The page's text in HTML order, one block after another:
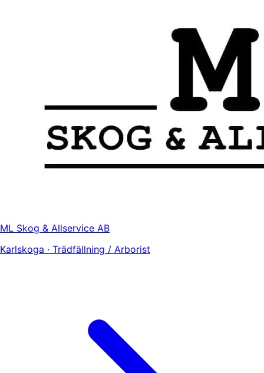
ML Skog & Allservice AB
Karlskoga · Trädfällning / Arborist